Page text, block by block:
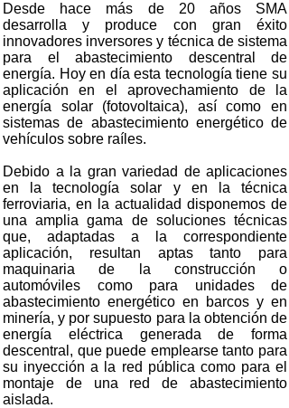
Desde hace más de 20 años SMA
desarrolla y produce con gran éxito
innovadores inversores y técnica de sistema
para el abastecimiento descentral de
energía. Hoy en día esta tecnología tiene su
aplicación en el aprovechamiento de la
energía solar (fotovoltaica), así como en
sistemas de abastecimiento energético de
vehículos sobre raíles.
Debido a la gran variedad de aplicaciones
en la tecnología solar y en la técnica
ferroviaria, en la actualidad disponemos de
una amplia gama de soluciones técnicas
que, adaptadas a la correspondiente
aplicación, resultan aptas tanto para
maquinaria de la construcción o
automóviles como para unidades de
abastecimiento energético en barcos y en
minería, y por supuesto para la obtención de
energía eléctrica generada de forma
descentral, que puede emplearse tanto para
su inyección a la red pública como para el
montaje de una red de abastecimiento
aislada.